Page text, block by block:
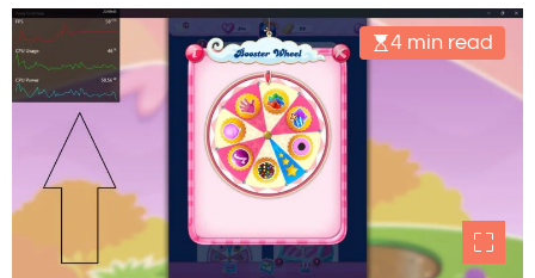
4 min read